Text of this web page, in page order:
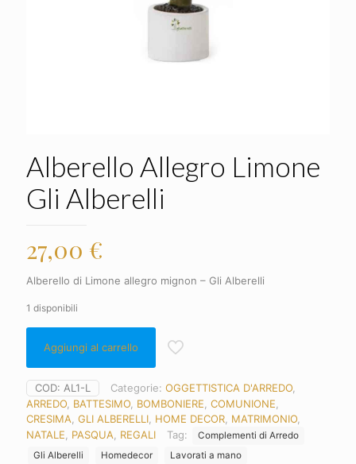
Alberello Allegro Limone
Gli Alberelli
27,00 €
Alberello di Limone allegro mignon – Gli Alberelli
1 disponibili
Aggiungi al carrello
COD: AL1-L Categorie: OGGETTISTICA D'ARREDO
ARREDO BATTESIMO BOMBONIERE COMUNIONE
CRESIMA GLI ALBERELLI HOME DECOR MATRIMONIO
NATALE
PASQUA REGALI Tag:
Complementi di Arredo
Gli Alberelli
Homedecor
Lavorati a mano